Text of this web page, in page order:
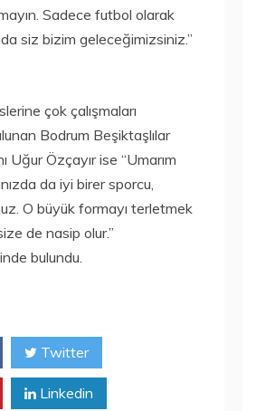
Sadece futbol olarak
siz bizim geleceğimizsiniz.”
çok çalışmaları
Bodrum Beşiktaşlılar
Uğur Özçayır ise “Umarım
da iyi birer sporcu,
O büyük formayı terletmek
de nasip olur.”
bulundu.
Twitter
Linkedin